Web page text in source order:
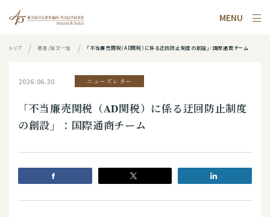
MENU
トップ 著書/論文一覧 「不当廉売関税（AD関税）に係る迂回防止制度の創設」：国際通商チーム
2026.06.30 ニューズレター
「不当廉売関税（AD関税）に係る迂回防止制度
の創設」：国際通商チーム